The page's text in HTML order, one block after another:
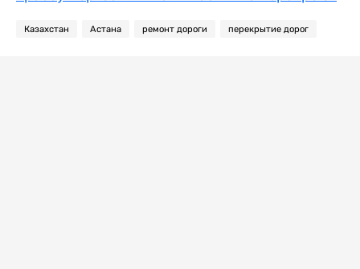
Казахстан Астана ремонт дороги перекрытие дорог